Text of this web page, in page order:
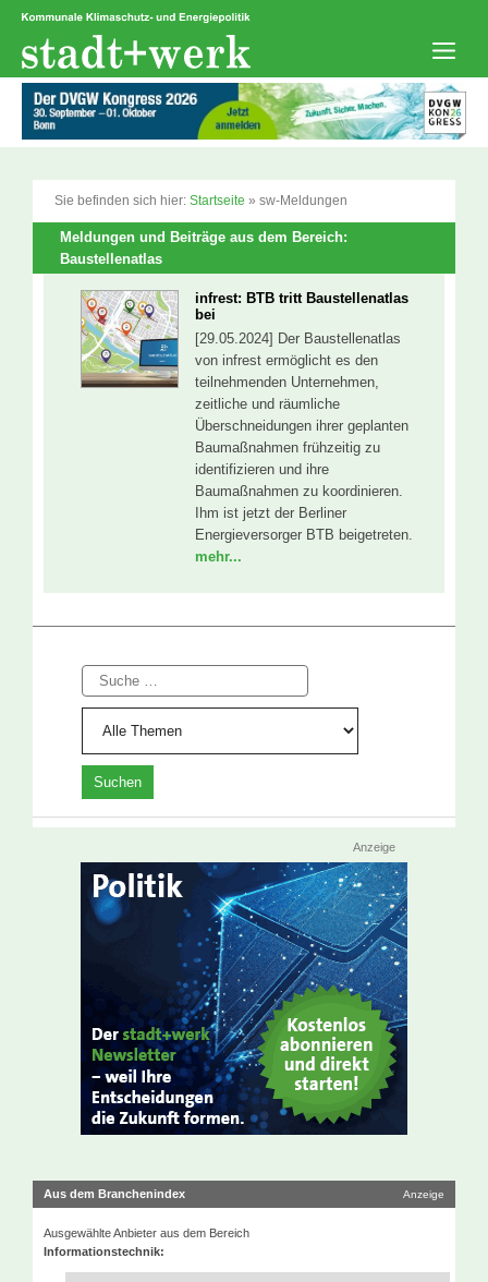
Zum
springen
Sie befinden sich hier: Startseite » sw-Meldungen
Meldungen und Beiträge aus dem Bereich:
Baustellenatlas
infrest: BTB tritt Baustellenatlas
bei
[29.05.2024] Der Baustellenatlas
von infrest ermöglicht es den
teilnehmenden Unternehmen,
zeitliche und räumliche
Überschneidungen ihrer geplanten
Baumaßnahmen frühzeitig zu
identifizieren und ihre
Baumaßnahmen zu koordinieren.
Ihm ist jetzt der Berliner
Energieversorger BTB beigetreten.
mehr...
Suche
Anzeige
Aus dem Branchenindex Anzeige
Ausgewählte Anbieter aus dem Bereich
Informationstechnik: